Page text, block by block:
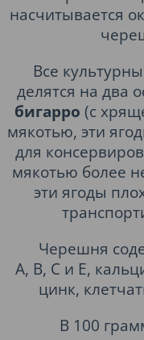
насчитывается
Все
делятся на два
бигарро (с
мякотью, эти
для
мякотью более
эти ягоды
Черешня
А, В, С и Е,
цинк,
В 100